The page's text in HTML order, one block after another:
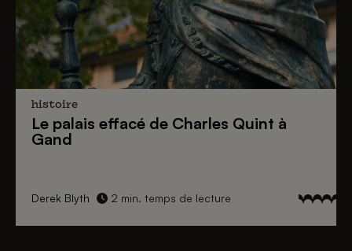
histoire
Le palais effacé de Charles Quint à
Gand
Derek Blyth 2 min. temps de lecture